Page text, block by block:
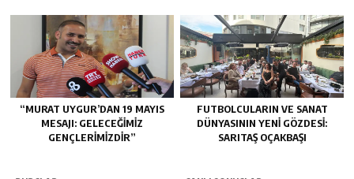
“MURAT UYGUR’DAN 19 MAYIS
MESAJI: GELECEĞIMIZ
GENÇLERIMIZDIR”
FUTBOLCULARIN VE SANAT
DÜNYASININ YENI GÖZDESI:
SARITAŞ OÇAKBAŞI